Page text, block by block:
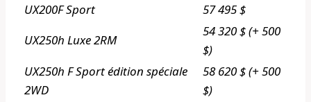
UX200F Sport
57 495 $
UX250h Luxe 2RM
54 320 $ (+ 500
$)
UX250h F Sport édition spéciale
2WD
58 620 $ (+ 500
$)